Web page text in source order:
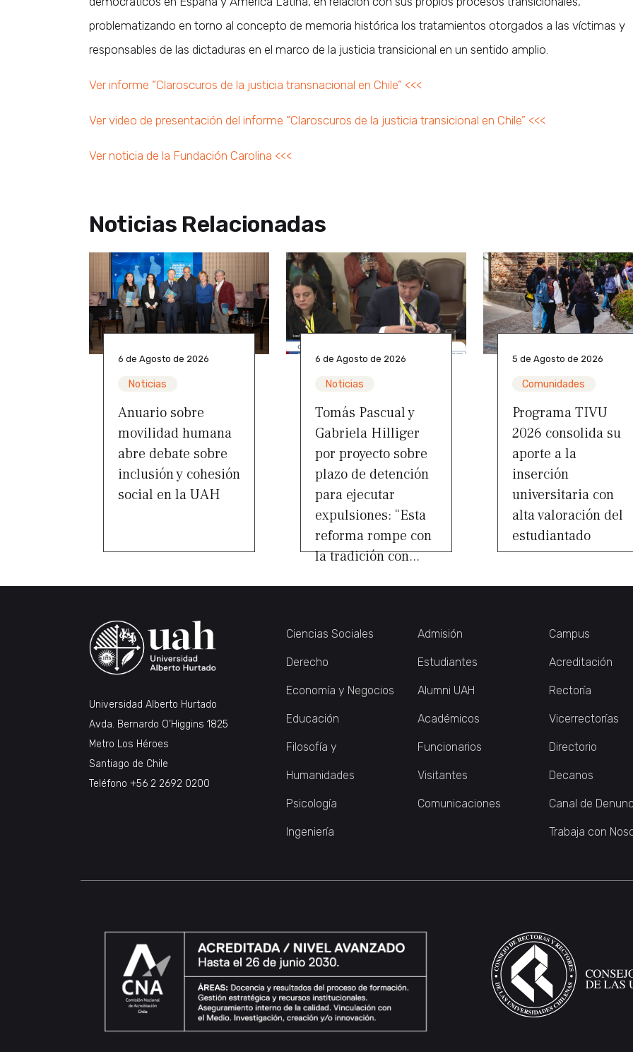
problematizando en torno al concepto de memoria histórica los tratamientos otorgados a las víctimas y
responsables de las dictaduras en el marco de la justicia transicional en un sentido amplio.
Ver informe “Claroscuros de la justicia transnacional en Chile” <<<
Ver video de presentación del informe “Claroscuros de la justicia transicional en Chile” <<<
Ver noticia de la Fundación Carolina <<<
Noticias Relacionadas
6 de Agosto de 2026
Noticias
Anuario sobre
movilidad humana
abre debate sobre
inclusión y cohesión
social en la UAH
6 de Agosto de 2026
Noticias
Tomás Pascual y
Gabriela Hilliger
por proyecto sobre
plazo de detención
para ejecutar
expulsiones: “Esta
reforma rompe con
la tradición con...
5 de Agosto de 2026
Comunidades
Programa TIVU
2026 consolida su
aporte a la
inserción
universitaria con
alta valoración del
estudiantado
Universidad Alberto Hurtado
Avda. Bernardo O’Higgins 1825
Metro Los Héroes
Santiago de Chile
Teléfono +56 2 2692 0200
Ciencias Sociales
Derecho
Economía y Negocios
Educación
Filosofía y
Humanidades
Psicología
Ingeniería
Admisión
Estudiantes
Alumni UAH
Académicos
Funcionarios
Visitantes
Comunicaciones
Campus
Acreditación
Rectoría
Vicerrectorías
Directorio
Decanos
Canal de
Trabaja con